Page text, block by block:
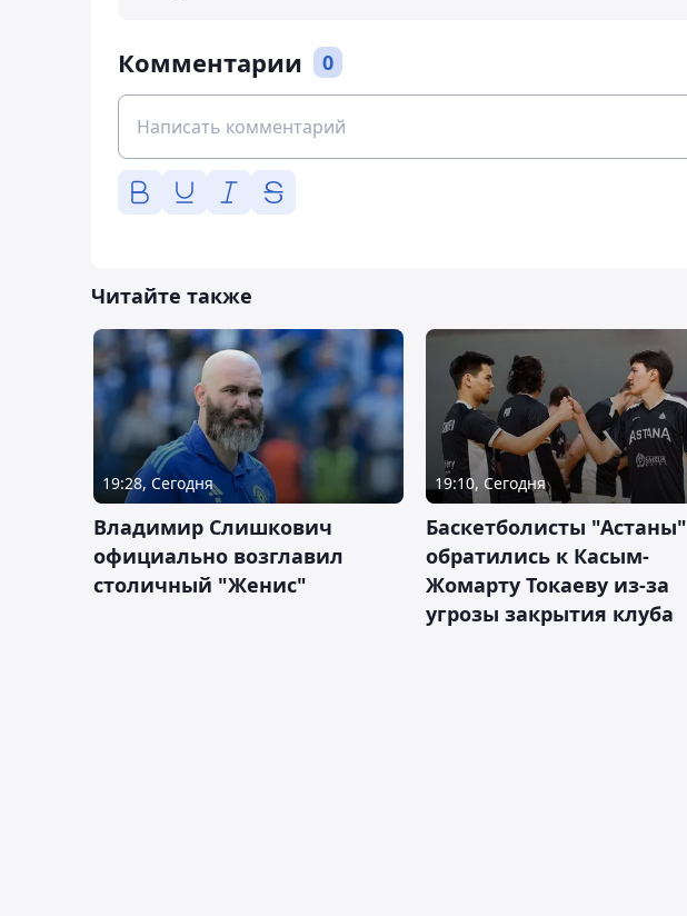
Комментарии 0
Читайте также
19:28, Сегодня
Владимир Слишкович
официально возглавил
столичный "Женис"
19:10, Сегодня
Баскетболисты "Астаны"
обратились к Касым-
Жомарту Токаеву из-за
угрозы закрытия клуба